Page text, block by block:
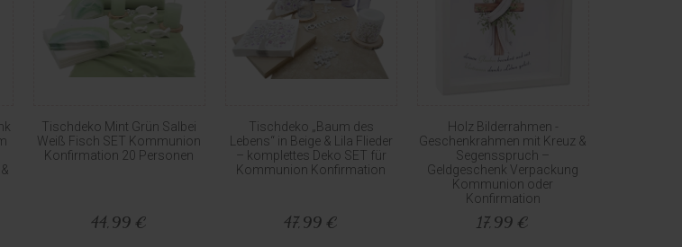
Tischdeko Mint Grün Salbei
Weiß Fisch SET Kommunion
Konfirmation 20 Personen
44,99 €
Tischdeko „Baum des
Lebens“ in Beige & Lila Flieder
– komplettes Deko SET für
Kommunion Konfirmation
47,99 €
Holz Bilderrahmen -
Geschenkrahmen mit Kreuz &
Segensspruch –
Geldgeschenk Verpackung
Kommunion oder
Konfirmation
17,99 €